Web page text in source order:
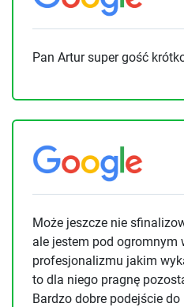
Pan Artur super gość
Może jeszcze nie
ale jestem pod ogromnym
profesjonalizmu jakim
to dla niego pragnę
Bardzo dobre podejście